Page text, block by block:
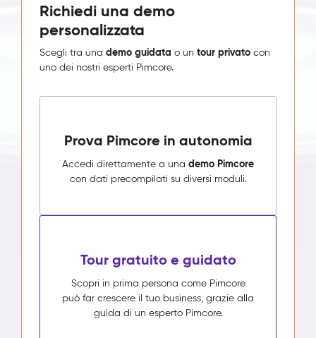
Richiedi una demo
personalizzata
Scegli tra una demo guidata o un tour privato con
uno dei nostri esperti Pimcore.
Prova Pimcore in autonomia
Accedi direttamente a una demo Pimcore
con dati precompilati su diversi moduli.
Tour gratuito e guidato
Scopri in prima persona come Pimcore
può far crescere il tuo business, grazie alla
guida di un esperto Pimcore.